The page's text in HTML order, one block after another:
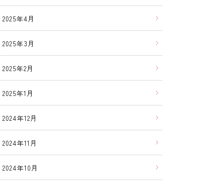
2025年4月
2025年3月
2025年2月
2025年1月
2024年12月
2024年11月
2024年10月